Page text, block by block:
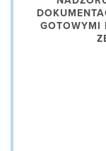
GOTOWYMI